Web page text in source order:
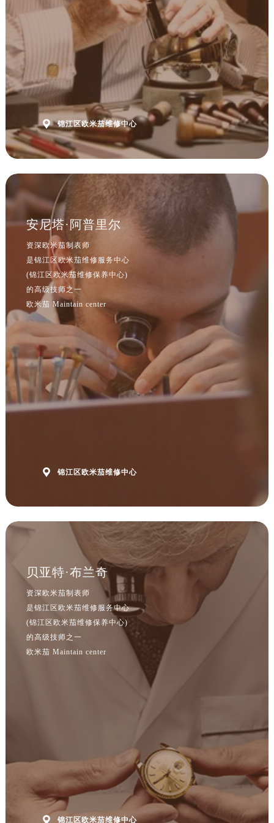
 锦江区欧米茄维修中心
安尼塔·阿普里尔
资深欧米茄制表师
是锦江区欧米茄维修服务中心
(锦江区欧米茄维修保养中心)
的高级技师之一
欧米茄 Maintain center
 锦江区欧米茄维修中心
贝亚特·布兰奇
资深欧米茄制表师
是锦江区欧米茄维修服务中心
(锦江区欧米茄维修保养中心)
的高级技师之一
欧米茄 Maintain center
 锦江区欧米茄维修中心